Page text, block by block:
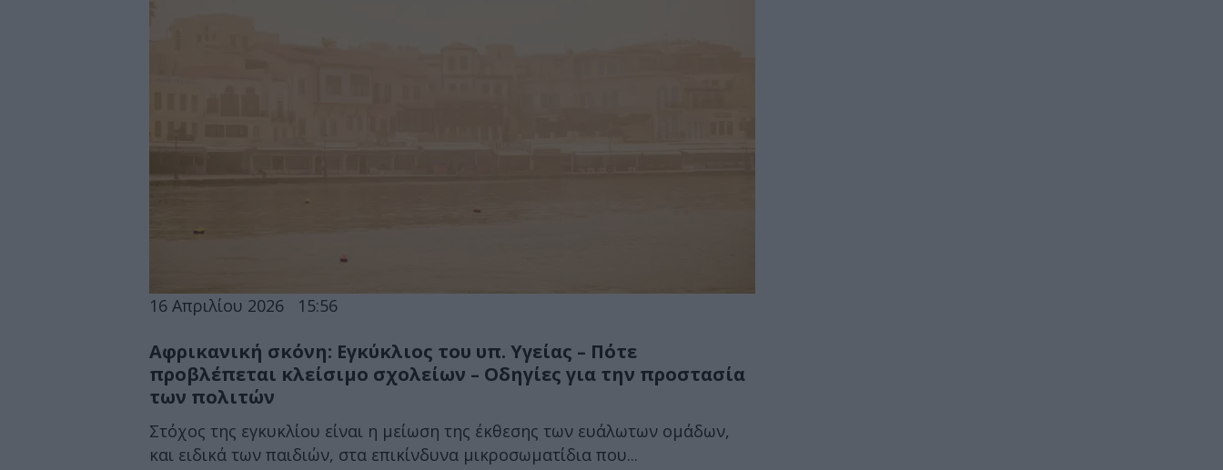
16 Απριλίου 2026 15:56
Αφρικανική σκόνη: Εγκύκλιος του υπ. Υγείας – Πότε
προβλέπεται κλείσιμο σχολείων – Οδηγίες για την προστασία
των πολιτών
Στόχος της εγκυκλίου είναι η μείωση της έκθεσης των ευάλωτων ομάδων,
και ειδικά των παιδιών, στα επικίνδυνα μικροσωματίδια που...